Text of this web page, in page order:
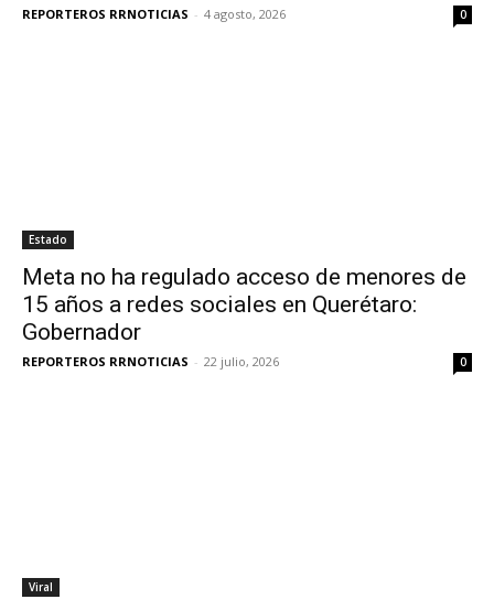
REPORTEROS RRNOTICIAS - 4 agosto, 2026 0
Estado
Meta no ha regulado acceso de menores de
15 años a redes sociales en Querétaro:
Gobernador
REPORTEROS RRNOTICIAS - 22 julio, 2026 0
Viral